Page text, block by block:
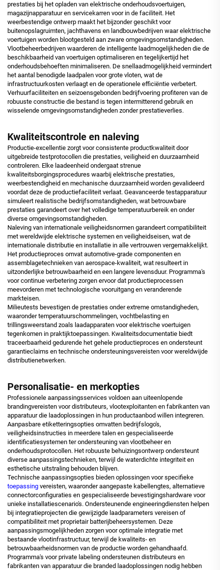
prestaties bij het opladen van elektrische onderhoudsvoertuigen,
magazijnapparatuur en servicekarren voor in de faciliteit. Het
weerbestendige ontwerp maakt het bijzonder geschikt voor
buitenopslagruimten, jachthavens en landbouwbedrijven waar elektrische
voertuigen worden blootgesteld aan zware omgevingsomstandigheden.
Vlootbeheerbedrijven waarderen de intelligente laadmogelijkheden die de
beschikbaarheid van voertuigen optimaliseren en tegelijkertijd het
onderhoudsbehoeften minimaliseren. De snellaadmogelijkheid vermindert
het aantal benodigde laadpalen voor grote vloten, wat de
infrastructuurkosten verlaagt en de operationele efficiëntie verbetert.
Verhuurfaciliteiten en seizoensgebonden bedrijfvoering profiteren van de
robuuste constructie die bestand is tegen intermitterend gebruik en
wisselende omgevingsomstandigheden zonder prestatieverlies.
Kwaliteitscontrole en naleving
Productie-excellentie zorgt voor consistente productkwaliteit door
uitgebreide testprotocollen die prestaties, veiligheid en duurzaamheid
controleren. Elke laadeenheid ondergaat strenue
kwaliteitsborgingsprocedures waarbij elektrische prestaties,
weerbestendigheid en mechanische duurzaamheid worden gevalideerd
voordat deze de productiefaciliteit verlaat. Geavanceerde testapparatuur
simuleert realistische bedrijfsomstandigheden, wat betrouwbare
prestaties garandeert over het volledige temperatuurbereik en onder
diverse omgevingsomstandigheden.
Naleving van internationale veiligheidsnormen garandeert compatibiliteit
met wereldwijde elektrische systemen en veiligheidseisen, wat de
internationale distributie en installatie in alle vertrouwen vergemakkelijkt.
Het productieproces omvat automotive-grade componenten en
assemblagetechnieken van aerospace-kwaliteit, wat resulteert in
uitzonderlijke betrouwbaarheid en een langere levensduur. Programma's
voor continue verbetering zorgen ervoor dat productieprocessen
meevorderen met technologische vooruitgang en veranderende
markteisen.
Milieutests bevestigen de prestaties onder extreme omstandigheden,
waaronder temperatuurschommelingen, vochtbelasting en
trillingsweerstand zoals laadapparaten voor elektrische voertuigen
tegenkomen in praktijktoepassingen. Kwaliteitsdocumentatie biedt
traceerbaarheid gedurende het gehele productieproces en ondersteunt
garantieclaims en technische ondersteuningsvereisten voor wereldwijde
distributienetwerken.
Personalisatie- en merkopties
Professionele aanpassingsservices voldoen aan uiteenlopende
brandingvereisten voor distributeurs, vlootexploitanten en fabrikanten van
apparatuur die laadoplossingen in hun productaanbod willen integreren.
Aanpasbare etiketteringsopties omvatten bedrijfslogo's,
veiligheidsinstructies in meerdere talen en gespecialiseerde
identificatiesystemen ter ondersteuning van vlootbeheer en
onderhoudsprotocollen. Het robuuste behuizingsontwerp ondersteunt
diverse aanpassingstechnieken, terwijl de waterdichte integriteit en
esthetische uitstraling behouden blijven.
Technische aanpassingsopties bieden oplossingen voor specifieke
toepassing vereisten, waaronder aangepaste kabellengtes, alternatieve
connectorconfiguraties en gespecialiseerde bevestigingshardware voor
unieke installatiescenario's. Ondersteunende engineeringdiensten helpen
bij integratieprojecten die gewijzigde laadparameters vereisen of
compatibiliteit met proprietair batterijbeheersystemen. Deze
aanpassingsmogelijkheden zorgen voor optimale integratie met
bestaande vlootinfrastructuur, terwijl de kwaliteits- en
betrouwbaarheidsnormen van de productie worden gehandhaafd.
Programma's voor private labeling ondersteunen distributeurs en
fabrikanten van apparatuur die branded laadoplossingen nodig hebben